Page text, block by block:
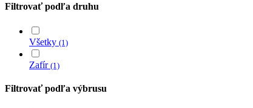
Filtrovať podľa druhu
Všetky (1)
Zafír (1)
Filtrovať podľa výbrusu